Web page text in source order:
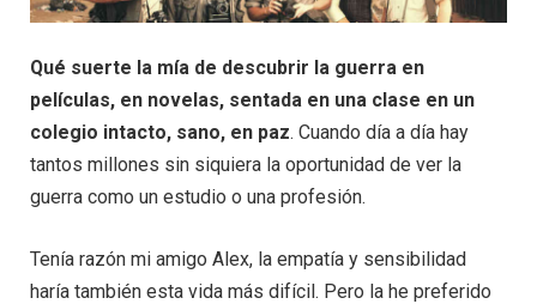
Qué suerte la mía de descubrir la guerra en
películas, en novelas, sentada en una clase en un
colegio intacto, sano, en paz. Cuando día a día hay
tantos millones sin siquiera la oportunidad de ver la
guerra como un estudio o una profesión.
Tenía razón mi amigo Alex, la empatía y sensibilidad
haría también esta vida más difícil. Pero la he preferido